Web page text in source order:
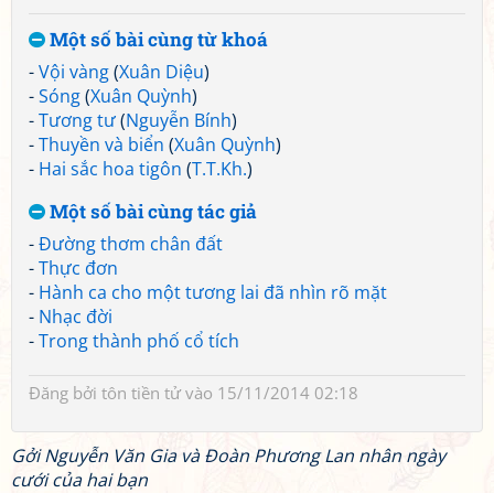
Một số bài cùng từ khoá
-Vội vàng(Xuân Diệu)
-Sóng(Xuân Quỳnh)
-Tương tư(Nguyễn Bính)
-Thuyền và biển (Xuân Quỳnh)
- Hai sắc hoa tigôn (T.T.Kh.)
Một số bài cùng tác giả
-Đường thơm chân đất
-Thực đơn
- Hành ca cho một tương lai đã nhìn rõ mặt
- Nhạc đời
-Trong thành phố cổ tích
Đăng bởi tôn tiền tửvào 15/11/2014 02:18
Gởi Nguyễn Văn Gia và Đoàn Phương Lan nhân ngày
cưới của hai bạn